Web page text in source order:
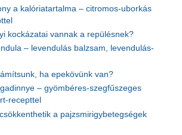
a kalóriatartalma – citromos-uborkás
kockázatai vannak a repülésnek?
– levendulás balzsam, levendulás-
ha epekövünk van?
– gyömbéres-szegfűszeges
recepttel
a pajzsmirigybetegségek